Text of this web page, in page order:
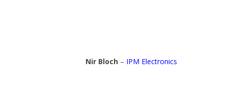
Nir Bloch – IPM Electronics